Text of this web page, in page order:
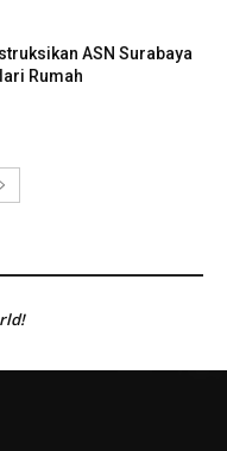
ASN Surabaya
Rumah